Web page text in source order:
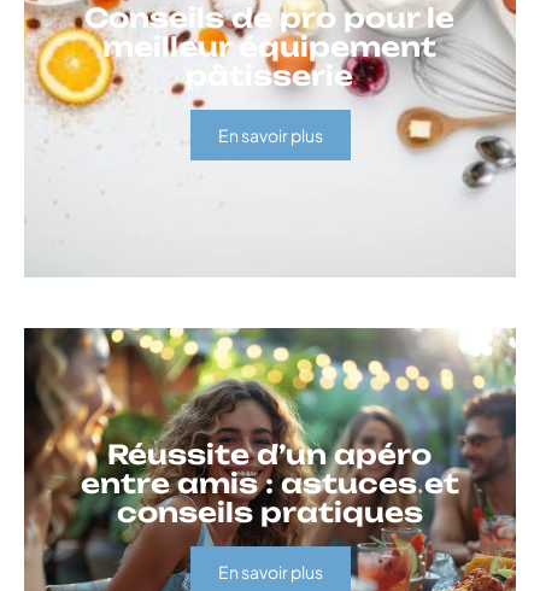
Conseils de pro pour le
meilleur équipement
pâtisserie
En savoir plus
Réussite d’un apéro
entre amis : astuces et
conseils pratiques
En savoir plus